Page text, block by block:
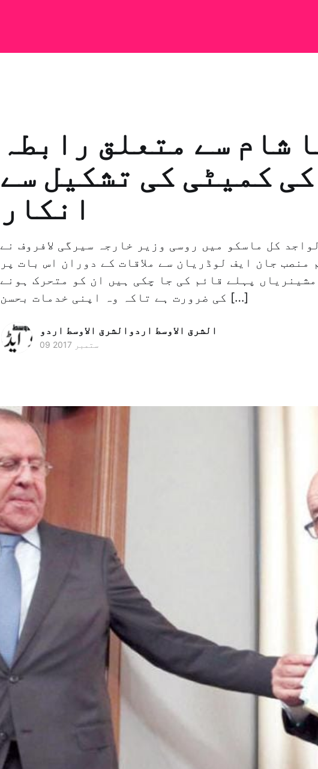
شام سے متعلق رابطہ
کمیٹی کی تشکیل سے
انکار
کل ماسکو میں روسی وزیر خارجہ سیرگی لافروف نے
منصب جان ایف لوڈریان سے ملاقات کے دوران اس بات پر
پہلے قائم کی جا چکی ہیں ان کو متحرک ہونے
کی ضرورت ہے تاکہ وہ اپنی خدمات بحسن […]
الشرق الاوسط اردوالشرق الاوسط اردو
09 ستمبر 2017